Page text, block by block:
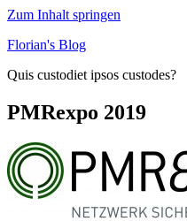
Zum Inhalt springen
Florian's Blog
Quis custodiet ipsos custodes?
PMRexpo 2019